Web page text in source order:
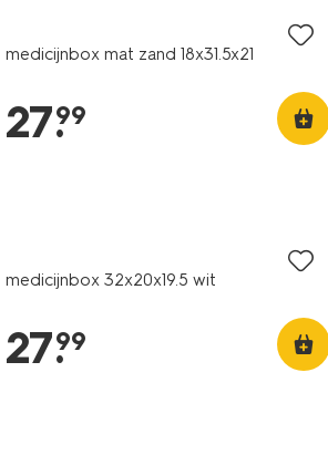
medicijnbox mat zand 18x31.5x21
27.
99
medicijnbox 32x20x19.5 wit
27.
99